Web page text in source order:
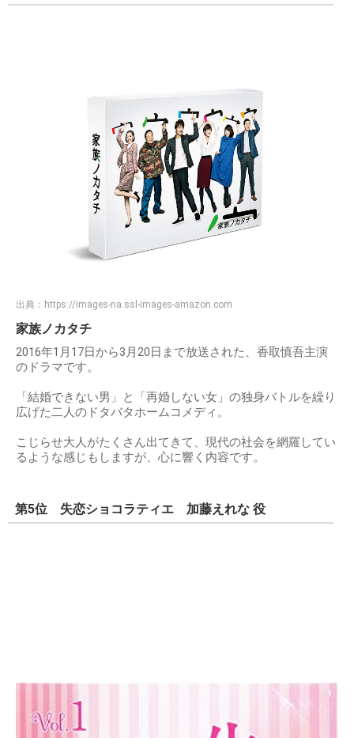
出典： https://images-na.ssl-images-amazon.com
家族ノカタチ
2016年1月17日から3月20日まで放送された、香取慎吾主演
のドラマです。
「結婚できない男」と「再婚しない女」の独身バトルを繰り
広げた二人のドタバタホームコメディ。
こじらせ大人がたくさん出てきて、現代の社会を網羅してい
るような感じもしますが、心に響く内容です。
第5位 失恋ショコラティエ 加藤えれな 役